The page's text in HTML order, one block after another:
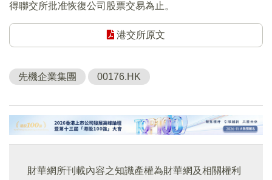
得聯交所批准恢復公司股票交易為止。
港交所原文
先機企業集團 00176.HK
財華網所刊載內容之知識產權為財華網及相關權利